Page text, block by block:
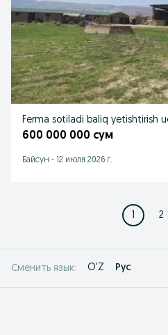
Ferma sotiladi baliq yetishtirish
600 000 000 сум
Байсун - 12 июля 2026 г.
1 2
Сменить язык: O'Z Рус